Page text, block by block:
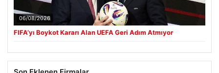
06/08/2026
FIFA’yı Boykot Kararı Alan UEFA Geri Adım Atmıyor